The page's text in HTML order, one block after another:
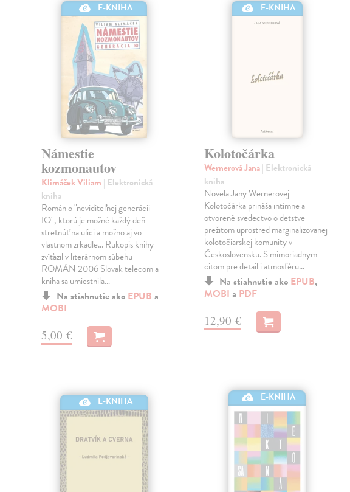
E-KNIHA
Námestie
kozmonautov
Klimáček Viliam | Elektronická
kniha
Román o "neviditeľnej generácii
IO", ktorú je možné každý deň
stretnúť na ulici a možno aj vo
vlastnom zrkadle... Rukopis knihy
zvíťazil v literárnom súbehu
ROMÁN 2006 Slovak telecom a
kniha sa umiestnila…
Na stiahnutie ako EPUB a
MOBI
5,00 €
E-KNIHA
Kolotočárka
Wernerová Jana| Elektronická
kniha
Novela Jany Wernerovej
Kolotočárka prináša intímne a
otvorené svedectvo o detstve
prežitom uprostred marginalizovanej
kolotočiarskej komunity v
Československu. S mimoriadnym
citom pre detail i atmosféru…
Na stiahnutie ako EPUB,
MOBI a PDF
12,90 €
E-KNIHA E-KNIHA